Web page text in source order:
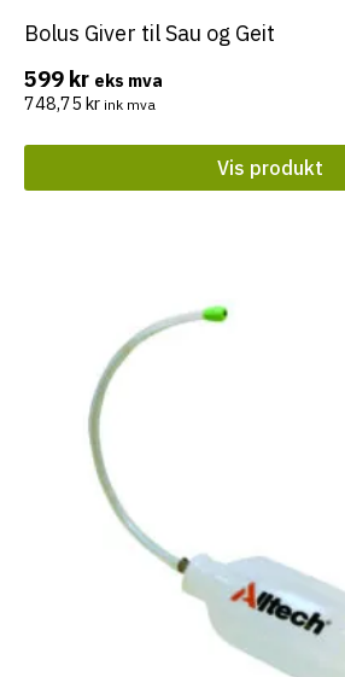
Bolus Giver til Sau og Geit
599 kr eks mva
748,75 kr ink mva
Vis produkt